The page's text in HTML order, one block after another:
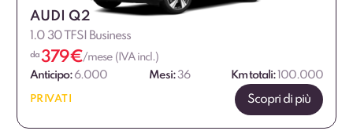
AUDI Q2
1.0 30 TFSI Business
da 379€/mese (IVA incl.)
Anticipo: 6.000 Mesi:36 Km totali: 100.000
PRIVATI Scopri di più